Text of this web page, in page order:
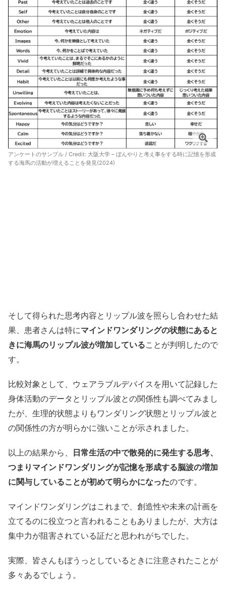
アンケートのサンプル / Credit: 大阪大学 – ぼんやりと考え事をする時に記憶を形成
する海馬の活動が増えることを発見(2024)
そして得られた思考内容とリップル波を照らし合わせた結
果、患者さんは特にマインドワンダリングの状態にあると
きに海馬のリップル波が増加していることが判明したので
す。
比較対象として、ウェアラブルデバイスを用いて記録した
身体活動のデータとリップル波との関係性も調べてみまし
たが、生理的状態よりもワンダリング状態とリップル波と
の関係性の方が明らかに強いことが示されました。
以上の結果から、 日常生活の中で散発的に発生する思考、
つまりマインドワンダリングが記憶を形成する脳波の増加
に関与していることが初めて明らかになったのです。
マインドワンダリングはこれまで、創造性や未来の計画を
立てるのに役立つと言われることもありましたが、大方は
集中力が阻害されている証だと思われがちでした。
実際、皆さんもぼうっとしているときに注意されたことが
多々あるでしょう。